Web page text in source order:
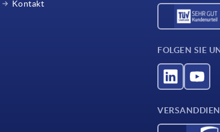
Kontakt
FOLGEN SIE